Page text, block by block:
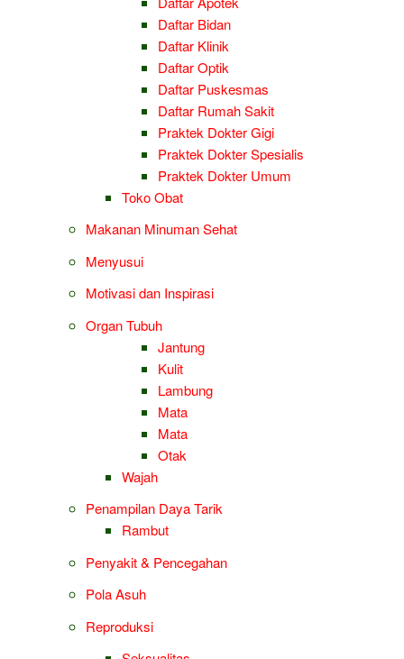
Daftar Bidan
Daftar Klinik
Daftar Optik
Daftar Puskesmas
Daftar Rumah Sakit
Praktek Dokter Gigi
Praktek Dokter Spesialis
Praktek Dokter Umum
Toko Obat
Makanan Minuman Sehat
Menyusui
Motivasi dan Inspirasi
Organ Tubuh
Jantung
Kulit
Lambung
Mata
Mata
Otak
Wajah
Penampilan Daya Tarik
Rambut
Penyakit & Pencegahan
Pola Asuh
Reproduksi